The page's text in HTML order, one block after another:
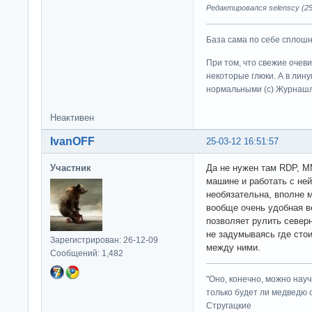
Редактировался selenscy
База сама по себе
При том, что свежие
некоторые глюки. А в
нормальными (c)
Неактивен
25-03-12 16:51:57
IvanOFF
Участник
Зарегистрирован: 26-12-09
Сообщений: 1,482
Да не нужен там RDP,
машине и работать с
необязательна, вполне
вообще очень удобная
позволяет рулить
не задумываясь где
между ними.
"Оно, конечно, можно
только будет ли медведю
Стругацкие